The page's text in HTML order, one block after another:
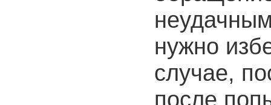
нужно
случае,
после